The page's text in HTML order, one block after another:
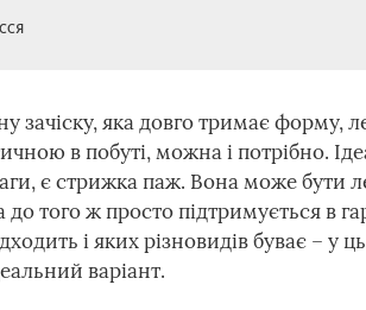
зачіску, яка довго тримає форму,
в побуті, можна і потрібно.
є стрижка паж. Вона може бути
того ж просто підтримується в
і яких різновидів буває – у
варіант.